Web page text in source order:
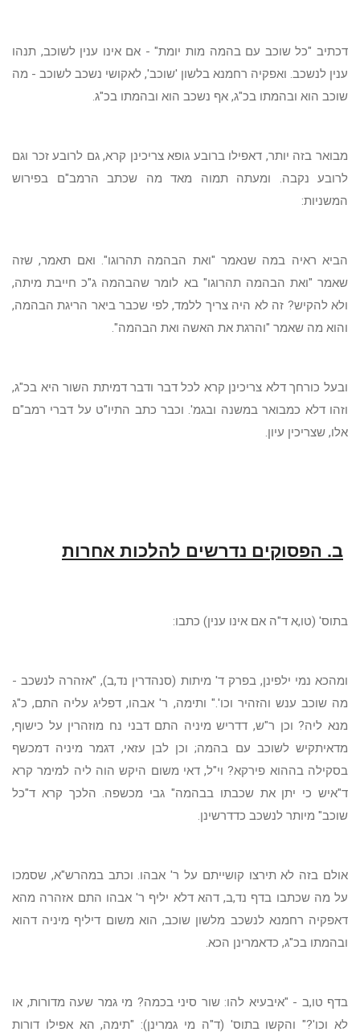
דכתיב "כל שוכב עם בהמה מות יומת" - אם אינו ענין לשוכב, תנהו
ענין לנשכב. ואפקיה רחמנא בלשון 'שוכב', לאקושי נשכב לשוכב - מה
שוכב הוא ובהמתו בכ"ג, אף נשכב הוא ובהמתו בכ"ג.
מבואר בזה יותר, דאפילו ברובע גופא צריכינן קרא, גם לרובע זכר וגם
לרובע נקבה. ומעתה תמוה מאד מה שכתב הרמב"ם בפירוש
המשניות:
הביא ראיה במה שנאמר "ואת הבהמה תהרוגו". ואם תאמר, שזה
שאמר "ואת הבהמה תהרוגו" בא לומר שהבהמה ג"כ חייבת מיתה,
ולא להקיש? זה לא היה צריך ללמד, לפי שכבר ביאר הריגת הבהמה,
והוא מה שאמר "והרגת את האשה ואת הבהמה".
ובעל כורחך דלא צריכינן קרא לכל דבר ודבר דמיתת השור היא בכ"ג,
וזהו דלא כמבואר במשנה ובגמ'. וכבר כתב התיו"ט על דברי רמב"ם
אלו, שצריכין עיון.
ב. הפסוקים נדרשים להלכות אחרות
בתוס' (טו,א ד"ה אם אינו ענין) כתבו:
ומהכא נמי ילפינן, בפרק ד' מיתות (סנהדרין נד,ב), "אזהרה לנשכב -
מה שוכב ענש והזהיר וכו'." ותימה, ר' אבהו, דפליג עליה התם, כ"ג
מנא ליה? וכן ר"ש, דדריש מיניה התם דבני נח מוזהרין על כישוף,
מדאיתקיש לשוכב עם בהמה; וכן לבן עזאי, דגמר מיניה דמכשף
בסקילה בההוא פירקא? וי"ל, דאי משום היקש הוה ליה למימר קרא
ד"איש כי יתן את שכבתו בבהמה" גבי מכשפה. הלכך קרא ד"כל
שוכב" מיותר לנשכב כדדרשינן.
אולם בזה לא תירצו קושייתם על ר' אבהו. וכתב במהרש"א, שסמכו
על מה שכתבו בדף נד,ב, דהא דלא יליף ר' אבהו התם אזהרה מהא
דאפקיה רחמנא לנשכב מלשון שוכב, הוא משום דיליף מיניה דהוא
ובהמתו בכ"ג, כדאמרינן הכא.
בדף טו,ב - "איבעיא להו: שור סיני בכמה? מי גמר שעה מדורות, או
לא וכו'?" והקשו בתוס' (ד"ה מי גמרינן): "תימה, הא אפילו דורות